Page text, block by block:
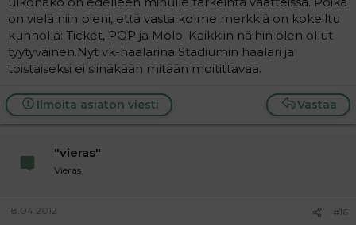
on vielä niin pieni, että vasta kolme merkkiä on kokeiltu
kunnolla: Ticket, POP ja Molo. Kaikkiin näihin olen ollut
tyytyväinen.Nyt vk-haalarina Stadiumin haalari ja
toistaiseksi ei siinäkään mitään moitittavaa.
Vastaa
Ilmoita asiaton viesti
"vieras"
Vieras
18.04.2012 #16